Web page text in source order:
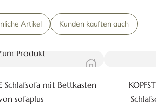
Artikel Kunden kauften auch
Produkt
Schlafsofa mit Bettkasten
sofaplus